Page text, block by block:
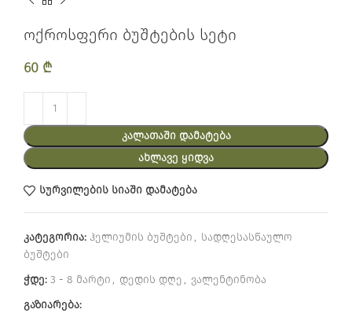
ოქროსფერი ბუშტების სეტი
60 ₾
ᲙᲐᲚᲐᲗᲐᲨᲘ ᲓᲐᲛᲐᲢᲔᲑᲐ
ᲐᲮᲚᲐᲕᲔ ᲧᲘᲓᲕᲐ
სურვილების სიაში დამატება
კატეგორია: ჰელიუმის ბუშტები , სადღესასწაულო
ბუშტები
ჭდე: 3 - 8 მარტი , დედის დღე , ვალენტინობა
გაზიარება: